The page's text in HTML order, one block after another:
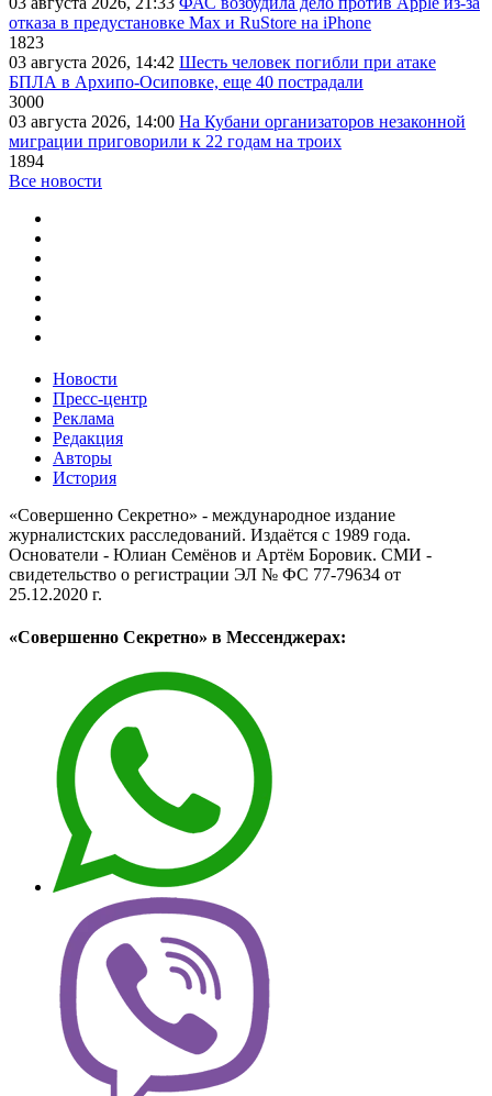
отказа в предустановке Max и RuStore на iPhone
1823
03 августа 2026, 14:42 Шесть человек погибли при атаке
БПЛА в Архипо-Осиповке, еще 40 пострадали
3000
03 августа 2026, 14:00 На Кубани организаторов незаконной
миграции приговорили к 22 годам на троих
1894
Все новости
Новости
Пресс-центр
Реклама
Редакция
Авторы
История
«Совершенно Секретно» - международное издание
журналистских расследований. Издаётся с 1989 года.
Основатели - Юлиан Семёнов и Артём Боровик. CМИ -
свидетельство о регистрации ЭЛ № ФС 77-79634 от
25.12.2020 г.
«Совершенно Секретно» в Мессенджерах: